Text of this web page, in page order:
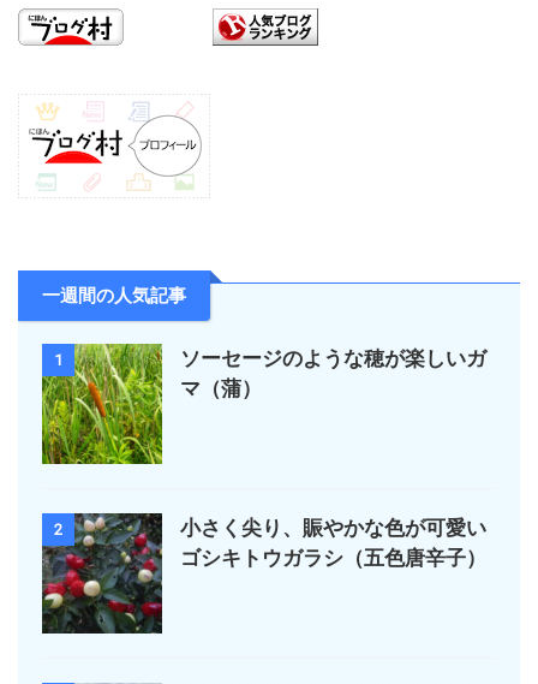
一週間の人気記事
1
ソーセージのような穂が楽しいガ
マ（蒲）
2
小さく尖り、賑やかな色が可愛い
ゴシキトウガラシ（五色唐辛子）